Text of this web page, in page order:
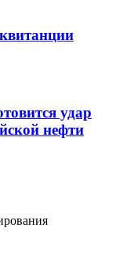
удар
нефти